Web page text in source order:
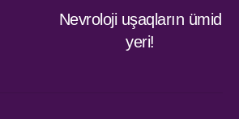
Nevroloji uşaqların ümid
yeri!